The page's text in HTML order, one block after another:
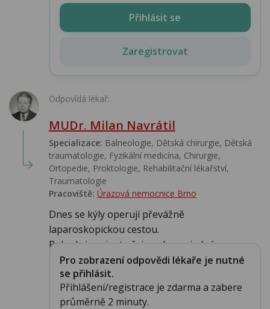
Přihlásit se
Zaregistrovat
Odpovídá lékař:
MUDr. Milan Navrátil
Specializace: Balneologie, Dětská chirurgie, Dětská
traumatologie, Fyzikální medicína, Chirurgie,
Ortopedie, Proktologie, Rehabilitační lékařství‎,
Traumatologie
Pracoviště: Úrazová nemocnice Brno
Dnes se kýly operují převážně
laparoskopickou cestou.
Pokud si pacient přeje nebo se jedná ...
Pro zobrazení odpovědi lékaře je nutné
se přihlásit.
Přihlášení/registrace je zdarma a zabere
průměrně 2 minuty.